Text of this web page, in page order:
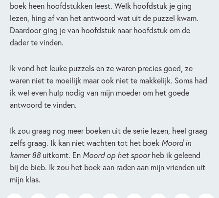
boek heen hoofdstukken leest. Welk hoofdstuk je ging
lezen, hing af van het antwoord wat uit de puzzel kwam.
Daardoor ging je van hoofdstuk naar hoofdstuk om de
dader te vinden.
Ik vond het leuke puzzels en ze waren precies goed, ze
waren niet te moeilijk maar ook niet te makkelijk. Soms had
ik wel even hulp nodig van mijn moeder om het goede
antwoord te vinden.
Ik zou graag nog meer boeken uit de serie lezen, heel graag
zelfs graag. Ik kan niet wachten tot het boek Moord in
kamer 88uitkomt. En Moord op het spoorheb ik geleend
bij de bieb. Ik zou het boek aan raden aan mijn vrienden uit
mijn klas.